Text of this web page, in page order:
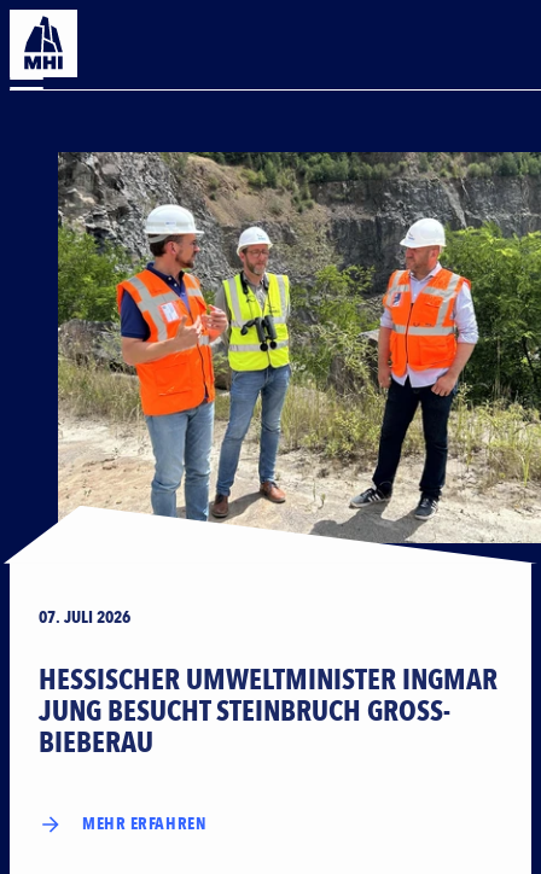
AKTUELL
NEUIGKEITEN VON DER MHI
07. JULI 2026
HESSISCHER UMWELT­MINISTER INGMAR
JUNG BESUCHT STEINBRUCH GROSS-B
IEBERAU
MEHR ERFAHREN